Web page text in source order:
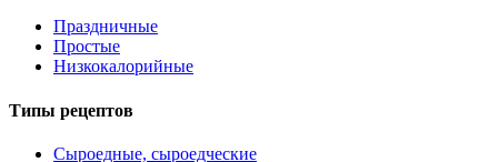
Праздничные
Простые
Низкокалорийные
Типы рецептов
Сыроедные, сыроедческие